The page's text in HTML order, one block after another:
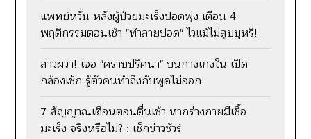
แพทย์หวั่น หลังผู้ป่วยมะเร็งปอดพุ่ง เตือน 4
พฤติกรรมตอนเช้า "ทำลายปอด" ไวแม้ไม่สูบบุหรี่!
สาวผวา! เจอ "คราบปริศนา" บนกางเกงใน เปิด
กล้องเช็ก รู้ตัวคนทำถึงกับพูดไม่ออก
7 สัญญาณเตือนตอนตื่นเช้า หากร่างกายมีเชื้อ
มะเร็ง จริงหรือไม่? : เช็กข่าวชัวร์